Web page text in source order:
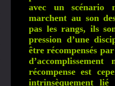
avec un scénario
marchent au son
pas les rangs, ils
pression d’une
être récompensés
récompense est
intrinsèquement